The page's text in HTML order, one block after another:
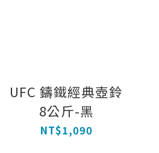
UFC 鑄鐵經典壺鈴
8公斤-黑
NT$1,090